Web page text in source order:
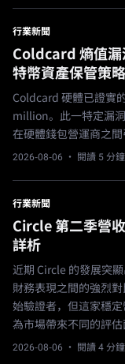
行業新聞
Coldcard 熵值
特幣資產保管策略
Coldcard 硬體已證實
million。此一特定漏
在硬體錢包營運商之間
2026-08-06 · 閱讀 5 分鐘
行業新聞
Circle 第二季營
詳析
近期 Circle 的發展突
財務表現之間的強烈
始驗證者，但這家穩定
為市場帶來不同的評估
2026-08-06 · 閱讀 4 分鐘